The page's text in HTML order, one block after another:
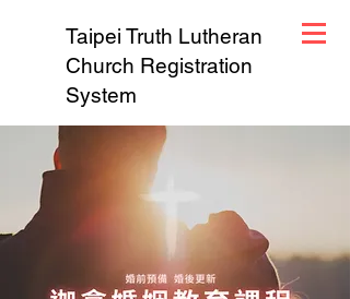
Taipei Truth Lutheran
Church Registration
System